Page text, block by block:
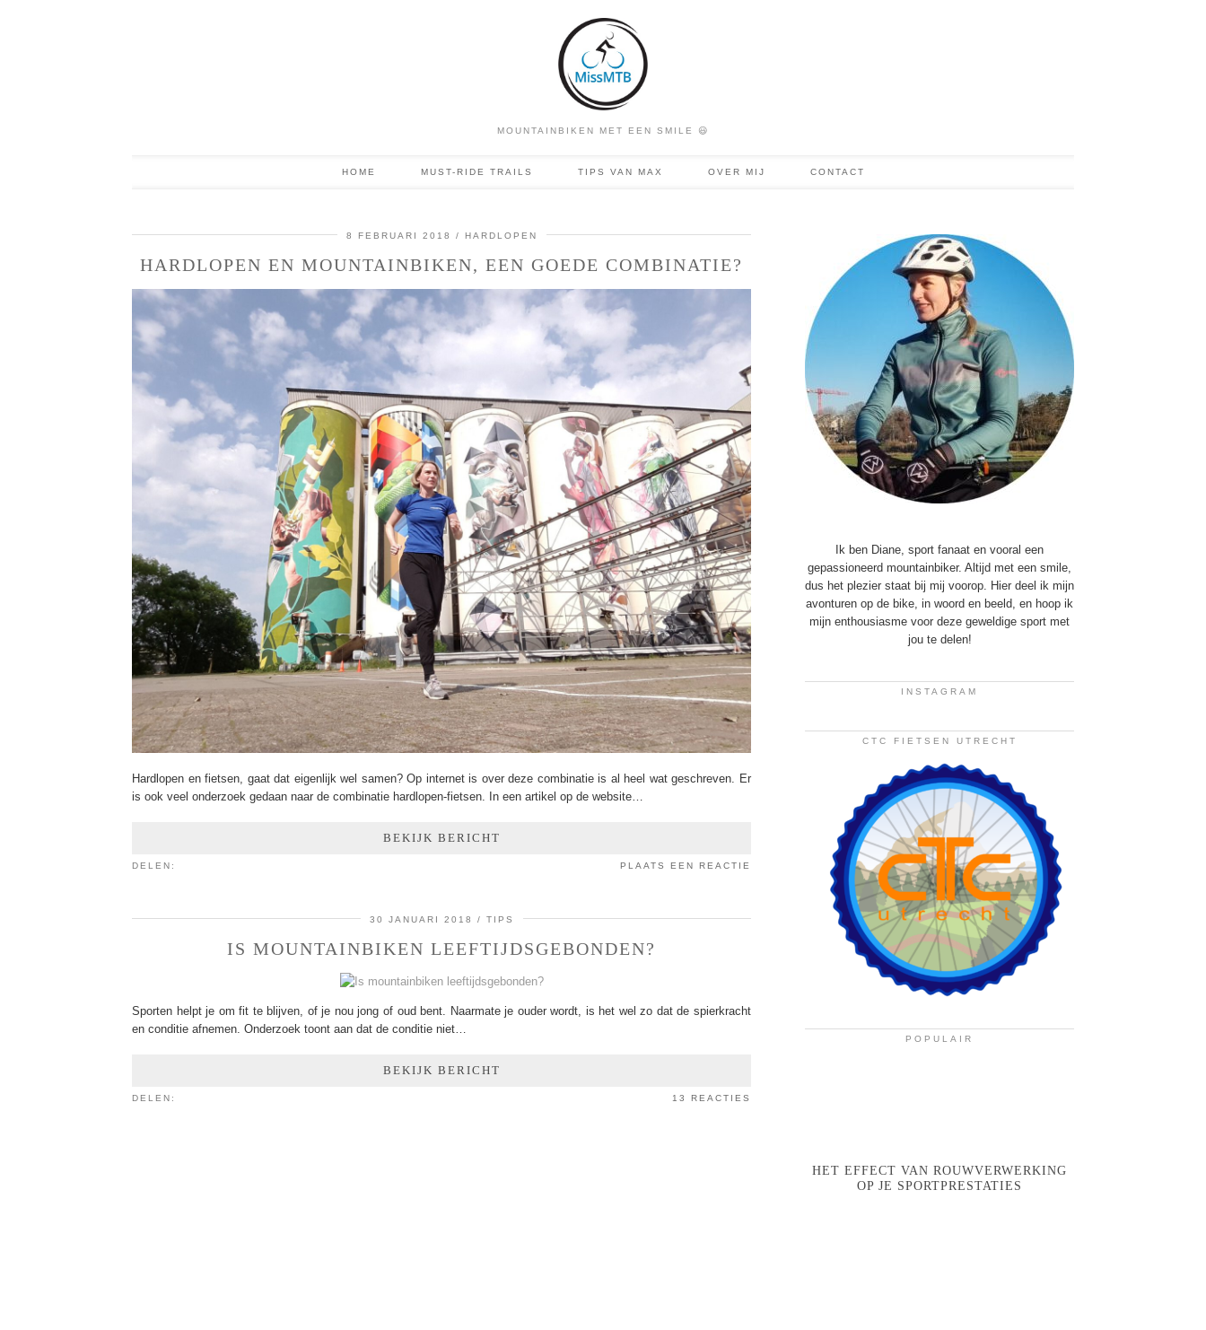
MOUNTAINBIKEN MET EEN SMILE 😃
HOME MUST-RIDE TRAILS TIPS VAN MAX OVER MIJ CONTACT
8 FEBRUARI 2018 HARDLOPEN
HARDLOPEN EN MOUNTAINBIKEN, EEN GOEDE COMBINATIE?
Hardlopen en fietsen, gaat dat eigenlijk wel samen? Op internet is over deze combinatie is al heel wat geschreven. Er
is ook veel onderzoek gedaan naar de combinatie hardlopen-fietsen. In een artikel op de website…
BEKIJK BERICHT
DELEN: PLAATS EEN REACTIE
30 JANUARI 2018 TIPS
IS MOUNTAINBIKEN LEEFTIJDSGEBONDEN?
Sporten helpt je om fit te blijven, of je nou jong of oud bent. Naarmate je ouder wordt, is het wel zo dat de spierkracht
en conditie afnemen. Onderzoek toont aan dat de conditie niet…
BEKIJK BERICHT
DELEN: 13 REACTIES
Ik ben Diane, sport fanaat en vooral een
gepassioneerd mountainbiker. Altijd met een smile,
dus het plezier staat bij mij voorop. Hier deel ik mijn
avonturen op de bike, in woord en beeld, en hoop ik
mijn enthousiasme voor deze geweldige sport met
jou te delen!
INSTAGRAM
CTC FIETSEN UTRECHT
POPULAIR
HET EFFECT VAN ROUWVERWERKING
OP JE SPORTPRESTATIES